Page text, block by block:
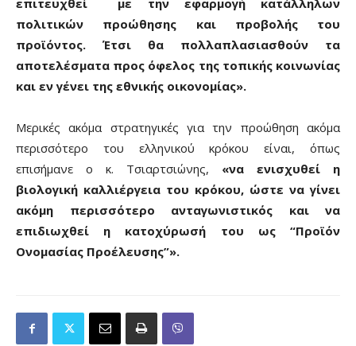
επιτευχθεί με την εφαρμογή κατάλληλων
πολιτικών προώθησης και προβολής του
προϊόντος. Έτσι θα πολλαπλασιασθούν τα
αποτελέσματα προς όφελος της τοπικής κοινωνίας
και εν γένει της εθνικής οικονομίας».
Μερικές ακόμα στρατηγικές για την προώθηση ακόμα
περισσότερο του ελληνικού κρόκου είναι, όπως
επισήμανε ο κ. Τσιαρτσιώνης, «να ενισχυθεί η
βιολογική καλλιέργεια του κρόκου, ώστε να γίνει
ακόμη περισσότερο ανταγωνιστικός και να
επιδιωχθεί η κατοχύρωσή του ως “Προϊόν
Ονομασίας Προέλευσης”».